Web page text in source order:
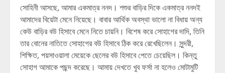
সোহিনী আসছে, আমার একমাত্র ননদ। শশুর বাড়ির দিকে একমাত্র ননদই
আমাদের বিয়েটা মেনে নিয়েছে। বাবার আর্থিক অবস্থা ভালো না বিধায় অন্য
কেউ বাড়ির বউ হিসাবে মেনে নিতে চায়নি। বিশেষ করে সোহাগের দাদি, তিনি
তার বোনের নাতিতে সোহাগের বউ হিসাবে ঠিক করে রেখেছিলেন। সুন্দরী,
শিক্ষিত, পয়সাওয়ালা মেয়েকে ছেলের বউ হিসাবে পেতে চেয়েছিল। কিন্তু
সোহাগ আমাকে পছন্দ করেছে। আমায় দেখতে খুব ফর্সা না হলেও মোটামুটি